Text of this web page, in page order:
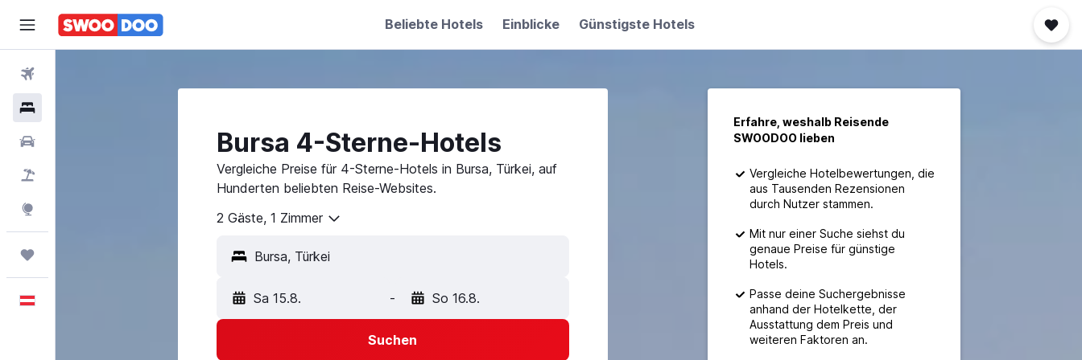
Beliebte Hotels Einblicke Günstigste Hotels
Bursa 4-Sterne-Hotels
Vergleiche Preise für 4-Sterne-Hotels in Bursa, Türkei, auf
Hunderten beliebten Reise-Websites.
2 Gäste, 1 Zimmer
Sa 15.8. - So 16.8.
Suchen
Erfahre, weshalb Reisende
SWOODOO lieben
Vergleiche Hotelbewertungen, die
aus Tausenden Rezensionen
durch Nutzer stammen.
Mit nur einer Suche siehst du
genaue Preise für günstige
Hotels.
Passe deine Suchergebnisse
anhand der Hotelkette, der
Ausstattung dem Preis und
weiteren Faktoren an.